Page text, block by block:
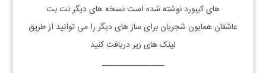
هایکیبورد نوشته شده است نسخه های دیگر نتبت
عاشقانهمایون شجریانبرای ساز های دیگر را می توانید از طریق
لینک های زیر دریافت کنید
_______________